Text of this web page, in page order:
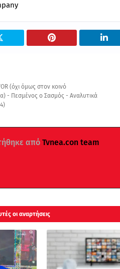
(όχι όμως στον κοινό
- Πεσμένος ο Σασμός - Αναλυτικά
από Tvnea.con team
οι αναρτήσεις